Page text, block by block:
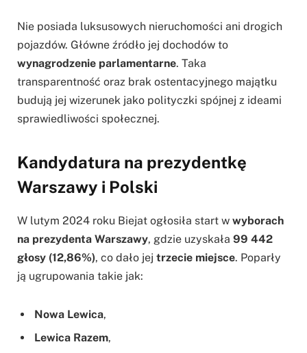
Nie posiada luksusowych nieruchomości ani drogich
pojazdów. Główne źródło jej dochodów to
wynagrodzenie parlamentarne. Taka
transparentność oraz brak ostentacyjnego majątku
budują jej wizerunek jako polityczki spójnej z ideami
sprawiedliwości społecznej.
Kandydatura na prezydentkę
Warszawy i Polski
W lutym 2024 roku Biejat ogłosiła start w wyborach
na prezydenta Warszawy, gdzie uzyskała 99 442
głosy (12,86%), co dało jej trzecie miejsce. Poparły
ją ugrupowania takie jak:
Nowa Lewica,
Lewica Razem,